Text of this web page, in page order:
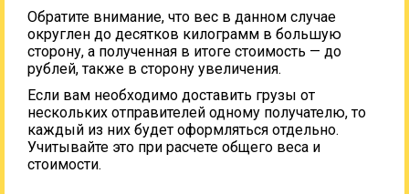
Обратите внимание, что вес в данном случае
округлен до десятков килограмм в большую
сторону, а полученная в итоге стоимость — до
рублей, также в сторону увеличения.
Если вам необходимо доставить грузы от
нескольких отправителей одному получателю, то
каждый из них будет оформляться отдельно.
Учитывайте это при расчете общего веса и
стоимости.